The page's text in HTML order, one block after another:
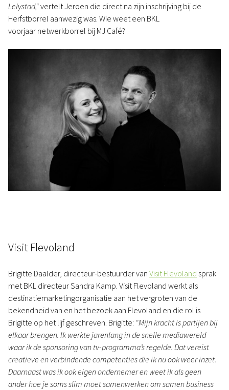
Lelystad,"vertelt Jeroen die direct na zijn inschrijving bij de
Herfstborrel aanwezig was. Wie weet een BKL
voorjaar netwerkborrel bij MJ Café?
Visit Flevoland
Brigitte Daalder, directeur-bestuurder van Visit Flevoland sprak
met BKL directeur Sandra Kamp. Visit Flevoland werkt als
destinatiemarketingorganisatie aan het vergroten van de
bekendheid van en het bezoek aan Flevoland en die rol is
Brigitte op het lijf geschreven. Brigitte: "Mijn kracht is partijen bij
elkaar brengen. Ik werkte jarenlang in de snelle mediawereld
waar ik de sponsoring van tv-programma’s regelde. Dat vereist
creatieve en verbindende competenties die ik nu ook weer inzet.
Daarnaast was ik ook eigen ondernemer en weet ik als geen
ander hoe je soms slim moet samenwerken om samen business